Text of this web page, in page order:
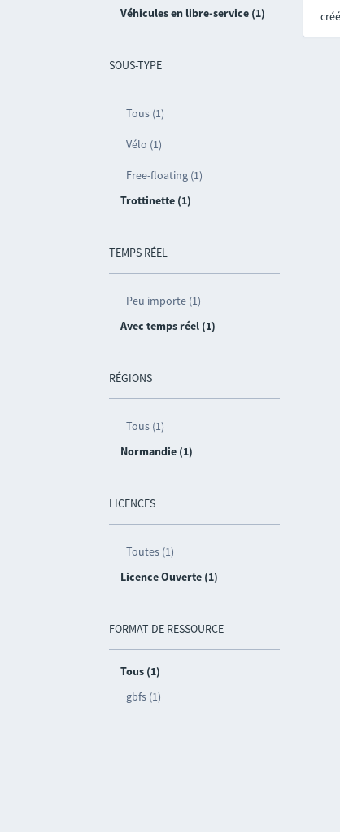
Véhicules en libre-service (1)
SOUS-TYPE
Tous (1)
Vélo (1)
Free-floating (1)
Trottinette (1)
TEMPS RÉEL
Peu importe (1)
Avec temps réel (1)
RÉGIONS
Tous (1)
Normandie (1)
LICENCES
Toutes (1)
Licence Ouverte (1)
FORMAT DE RESSOURCE
Tous (1)
gbfs (1)